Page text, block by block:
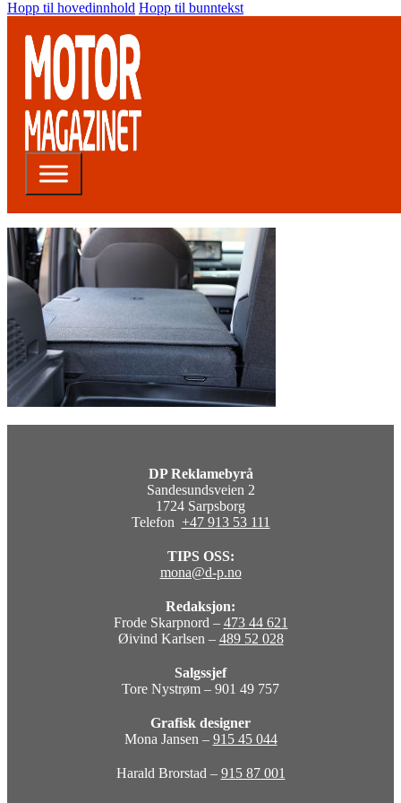
Hopp til hovedinnhold Hopp til bunntekst
DP Reklamebyrå
Sandesundsveien 2
1724 Sarpsborg
Telefon +47 913 53 111
TIPS OSS:
mona@d-p.no
Redaksjon:
Frode Skarpnord – 473 44 621
Øivind Karlsen – 489 52 028
Salgssjef
Tore Nystrøm – 901 49 757
Grafisk designer
Mona Jansen – 915 45 044
Harald Brorstad – 915 87 001